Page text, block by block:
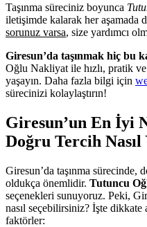
Taşınma süreciniz boyunca
iletişimde kalarak her aşamada
sorunuz varsa, size yardımcı
Giresun’da taşınmak hiç bu
Oğlu Nakliyat ile hızlı, pratik
yaşayın. Daha fazla bilgi için
sürecinizi kolaylaştırın!
Giresun’un En İyi
Doğru Tercih Nasıl
Giresun’da taşınma
oldukça önemlidir. Tutuncu
seçenekleri sunuyoruz. Peki,
nasıl seçebilirsiniz? İşte dikkate
faktörler: